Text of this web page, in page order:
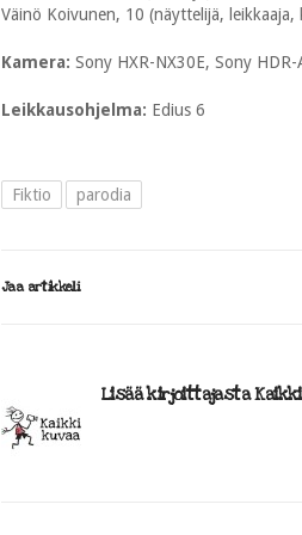
Väinö Koivunen, 10 (näyttelijä, leikkaaja,
Kamera: Sony HXR-NX30E, Sony HDR-
Leikkausohjelma: Edius 6
Fiktio parodia
Jaa artikkeli
Lisää kirjoittajasta